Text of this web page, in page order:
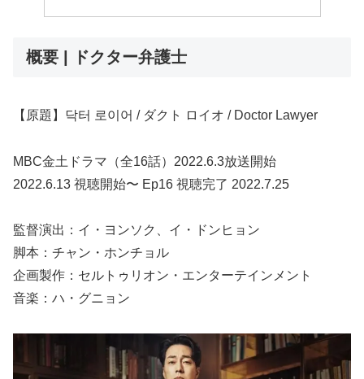
概要 | ドクター弁護士
【原題】닥터 로이어 / ダクト ロイオ / Doctor Lawyer
MBC金土ドラマ（全16話）2022.6.3放送開始
2022.6.13 視聴開始〜 Ep16 視聴完了 2022.7.25
監督演出：イ・ヨンソク、イ・ドンヒョン
脚本：チャン・ホンチョル
企画製作：セルトゥリオン・エンターテインメント
音楽：ハ・グニョン